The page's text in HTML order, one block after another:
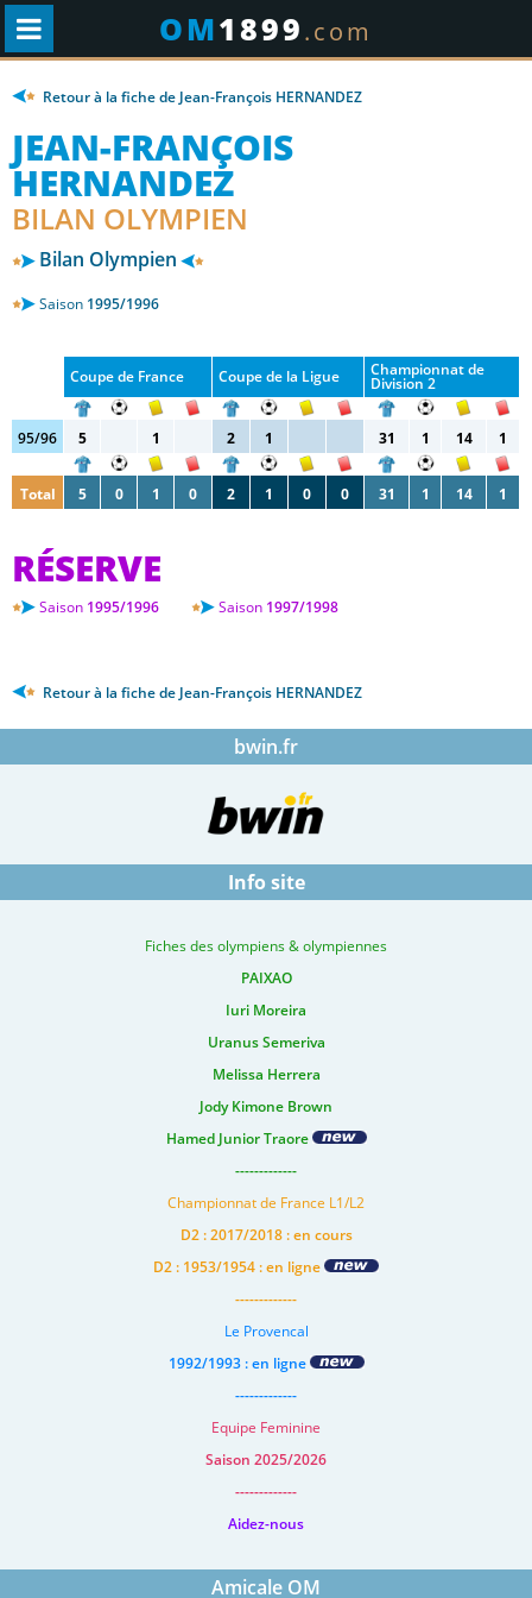
OM1899.com
Retour à la fiche de Jean-François HERNANDEZ
JEAN-FRANÇOIS
HERNANDEZ
BILAN OLYMPIEN
Bilan Olympien
Saison 1995/1996
Coupe de France Coupe de la Ligue Championnat de
Division 2
95/96 5 1 2 1 31 1 14 1
Total 5 0 1 0 2 1 0 0 31 1 14 1
RÉSERVE
Saison 1995/1996 Saison 1997/1998
Retour à la fiche de Jean-François HERNANDEZ
bwin.fr
Info site
Fiches des olympiens & olympiennes
PAIXAO
Iuri Moreira
Uranus Semeriva
Melissa Herrera
Jody Kimone Brown
Hamed Junior Traore
-------------
Championnat de France L1/L2
D2 : 2017/2018 : en cours
D2 : 1953/1954 : en ligne
-------------
Le Provencal
1992/1993 : en ligne
-------------
Equipe Feminine
Saison 2025/2026
-------------
Aidez-nous
Amicale OM